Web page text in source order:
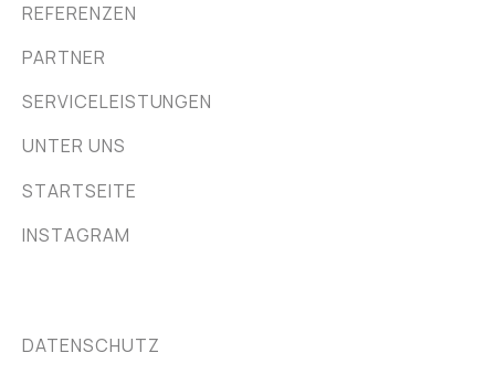
REFERENZEN
PARTNER
SERVICELEISTUNGEN
UNTER UNS
STARTSEITE
INSTAGRAM
DATENSCHUTZ